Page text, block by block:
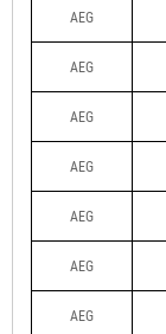
AEG
AEG
AEG
AEG
AEG
AEG
AEG